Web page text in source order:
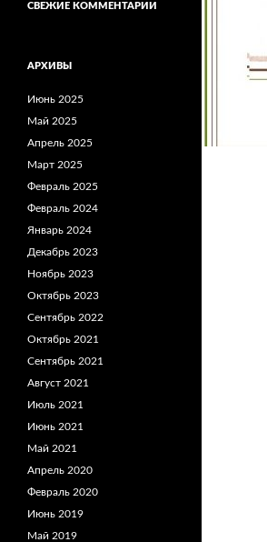
СВЕЖИЕ КОММЕНТАРИИ
АРХИВЫ
Июнь 2025
Май 2025
Апрель 2025
Март 2025
Февраль 2025
Февраль 2024
Январь 2024
Декабрь 2023
Ноябрь 2023
Октябрь 2023
Сентябрь 2022
Октябрь 2021
Сентябрь 2021
Август 2021
Июль 2021
Июнь 2021
Май 2021
Апрель 2020
Февраль 2020
Июнь 2019
Май 2019